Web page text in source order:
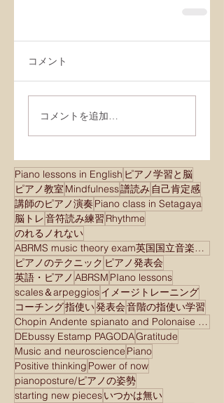
コメント
コメントを追加…
Piano lessons in English ピアノ学習と脳
ピアノ教室 Mindfulness譜読み 自己肯定感
講師のピアノ演奏 Piano class in Setagaya
脳トレ音符読み練習 Rhythme
のれるノれない
ABRMS music theory exam英国国立音楽院検定試験
ピアノのテクニック ピアノ発表会
英語・ピアノ ABRSM PIano lessons
scales＆arpeggiosイメージトレーニング
コーチング指使い発表会音階の指使い学習
Chopin Andente spianato and Polonaise brilliant
DEbussy Estamp PAGODAGratitude
Music and neuroscience Piano
Positive thinking Power of now
pianoposture/ピアノの姿勢
starting new piecesいつかは無い